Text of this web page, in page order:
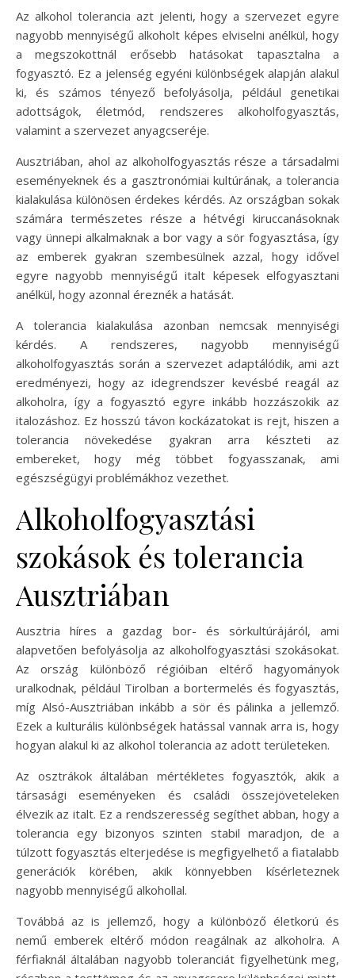
Az alkohol tolerancia azt jelenti, hogy a szervezet egyre
nagyobb mennyiségű alkoholt képes elviselni anélkül, hogy
a megszokottnál erősebb hatásokat tapasztalna a
fogyasztó. Ez a jelenség egyéni különbségek alapján alakul
ki, és számos tényező befolyásolja, például genetikai
adottságok, életmód, rendszeres alkoholfogyasztás,
valamint a szervezet anyagcseréje.
Ausztriában, ahol az alkoholfogyasztás része a társadalmi
eseményeknek és a gasztronómiai kultúrának, a tolerancia
kialakulása különösen érdekes kérdés. Az országban sokak
számára természetes része a hétvégi kiruccanásoknak
vagy ünnepi alkalmaknak a bor vagy a sör fogyasztása, így
az emberek gyakran szembesülnek azzal, hogy idővel
egyre nagyobb mennyiségű italt képesek elfogyasztani
anélkül, hogy azonnal éreznék a hatását.
A tolerancia kialakulása azonban nemcsak mennyiségi
kérdés. A rendszeres, nagyobb mennyiségű
alkoholfogyasztás során a szervezet adaptálódik, ami azt
eredményezi, hogy az idegrendszer kevésbé reagál az
alkoholra, így a fogyasztó egyre inkább hozzászokik az
italozáshoz. Ez hosszú távon kockázatokat is rejt, hiszen a
tolerancia növekedése gyakran arra készteti az
embereket, hogy még többet fogyasszanak, ami
egészségügyi problémákhoz vezethet.
Alkoholfogyasztási
szokások és tolerancia
Ausztriában
Ausztria híres a gazdag bor- és sörkultúrájáról, ami
alapvetően befolyásolja az alkoholfogyasztási szokásokat.
Az ország különböző régióiban eltérő hagyományok
uralkodnak, például Tirolban a bortermelés és fogyasztás,
míg Alsó-Ausztriában inkább a sör és pálinka a jellemző.
Ezek a kulturális különbségek hatással vannak arra is, hogy
hogyan alakul ki az alkohol tolerancia az adott területeken.
Az osztrákok általában mértékletes fogyasztók, akik a
társasági eseményeken és családi összejöveteleken
élvezik az italt. Ez a rendszeresség segíthet abban, hogy a
tolerancia egy bizonyos szinten stabil maradjon, de a
túlzott fogyasztás elterjedése is megfigyelhető a fiatalabb
generációk körében, akik könnyebben kísérleteznek
nagyobb mennyiségű alkohollal.
Továbbá az is jellemző, hogy a különböző életkorú és
nemű emberek eltérő módon reagálnak az alkoholra. A
férfiaknál általában nagyobb toleranciát figyelhetünk meg,